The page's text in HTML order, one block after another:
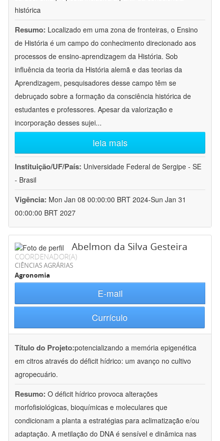
histórica
Resumo: Localizado em uma zona de fronteiras, o Ensino
de História é um campo do conhecimento direcionado aos
processos de ensino-aprendizagem da História. Sob
influência da teoria da História alemã e das teorias da
Aprendizagem, pesquisadores desse campo têm se
debruçado sobre a formação da consciência histórica de
estudantes e professores. Apesar da valorização e
incorporação desses sujei...
leia mais
Instituição/UF/País: Universidade Federal de Sergipe - SE
- Brasil
Vigência: Mon Jan 08 00:00:00 BRT 2024-Sun Jan 31
00:00:00 BRT 2027
Abelmon da Silva Gesteira
COORDENADOR(A)
CIÊNCIAS AGRÁRIAS
Agronomia
E-mail
Currículo
Título do Projeto:potencializando a memória epigenética
em citros através do déficit hídrico: um avanço no cultivo
agropecuário.
Resumo: O déficit hídrico provoca alterações
morfofisiológicas, bioquímicas e moleculares que
condicionam a planta a estratégias para aclimatização e/ou
adaptação. A metilação do DNA é sensível e dinâmica nas